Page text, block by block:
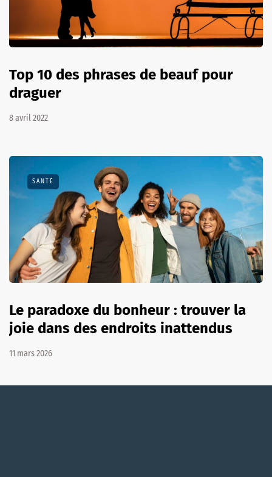
Top 10 des phrases de beauf pour
draguer
8 avril 2022
SANTÉ
Le paradoxe du bonheur : trouver la
joie dans des endroits inattendus
11 mars 2026